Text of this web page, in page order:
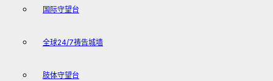
国际守望台
全球24/7祷告城墙
肢体守望台